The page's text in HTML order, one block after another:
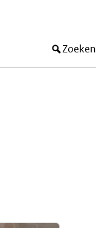
Zoeken